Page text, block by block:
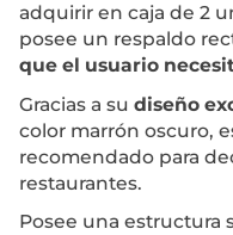
adquirir en caja de 2
posee un respaldo
que el usuario
Gracias a su diseño
color marrón oscuro,
recomendado para
restaurantes.
Posee una estructura